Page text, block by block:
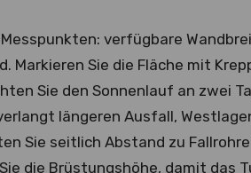
verfügbare
Markieren Sie die Fläche mit
Sie den Sonnenlauf an zwei
längeren Ausfall,
Sie seitlich Abstand zu
die Brüstungshöhe, damit das